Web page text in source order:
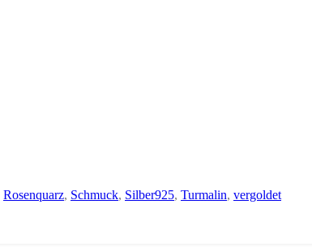
Rosenquarz, Schmuck, Silber925, Turmalin, vergoldet